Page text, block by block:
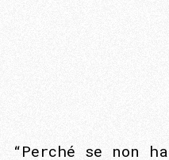
“Perché se non